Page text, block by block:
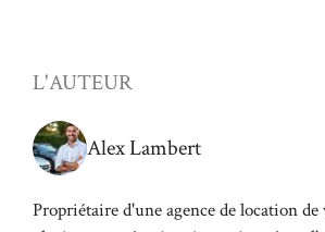
L'AUTEUR
Alex Lambert
Propriétaire d'une agence de location